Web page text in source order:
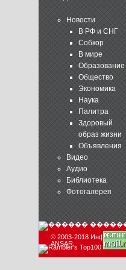
Новости
В РФ и СНГ
Собкор
В мире
Образование
Общество
Экономика
Наука
Палитра
Здоровый
образ жизни
Объявления
Видео
Аудио
Библиотека
Фотогалерея
© 2003-2018
ANSAR